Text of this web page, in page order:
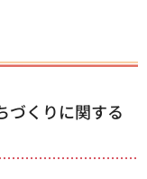
づくりに関する